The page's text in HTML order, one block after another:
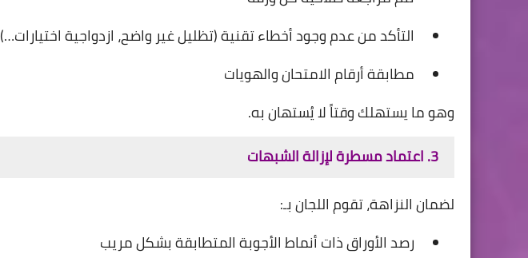
التأكد من عدم وجود أخطاء تقنية (تظليل غير واضح، ازدواجية اختيارات…)
مطابقة أرقام الامتحان والهويات
وهو ما يستهلك وقتاً لا يُستهان به.
3. اعتماد مسطرة لإزالة الشبهات
لضمان النزاهة، تقوم اللجان بـ:
رصد الأوراق ذات أنماط الأجوبة المتطابقة بشكل مريب